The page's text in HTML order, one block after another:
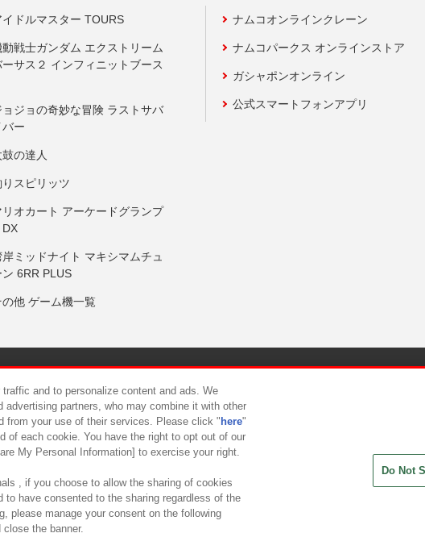
イドルマスター TOURS
動戦士ガンダム エクストリーム
ーサス２ インフィニットブース
ョジョの奇妙な冒険 ラストサバ
バー
鼓の達人
りスピリッツ
リオカート アーケードグランプ
DX
岸ミッドナイト マキシマムチュ
ン 6RR PLUS
の他 ゲーム機一覧
ナムコオンラインクレーン
ナムコパークス オンラインストア
ガシャポンオンライン
公式スマートフォンアプリ
供について カスタマーハラスメント対応方針
and to personalize content and ads. We
partners, who may combine it with other
from your use of their services. Please click " here"
of each cookie. You have the right to opt out of our
My Personal Information] to exercise your right.
, if you choose to allow the sharing of cookies
to have consented to the sharing regardless of the
please manage your consent on the following
the banner.
Do Not